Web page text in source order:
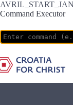
Command Executor